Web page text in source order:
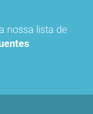
nossa lista de